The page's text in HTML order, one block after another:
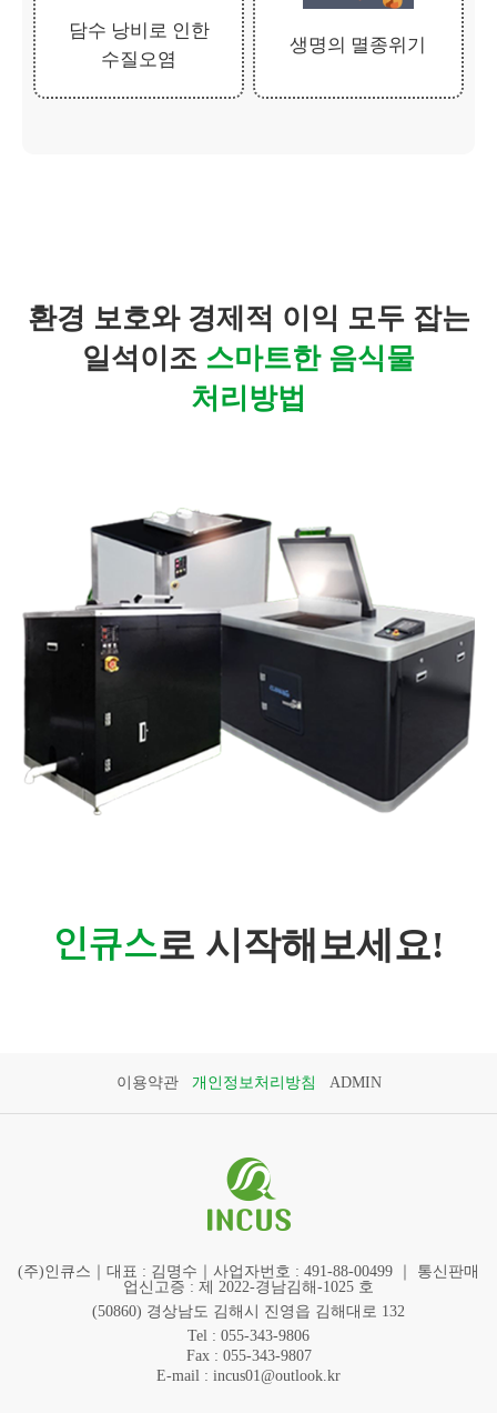
담수 낭비로 인한
수질오염
생명의 멸종위기
환경 보호와 경제적 이익 모두 잡는
일석이조 스마트한 음식물
처리방법
인큐스로 시작해보세요!
이용약관 개인정보처리방침 ADMIN
(주)인큐스｜대표 : 김명수｜사업자번호 : 491-88-00499 ｜ 통신판매
업신고증 : 제 2022-경남김해-1025 호
(50860) 경상남도 김해시 진영읍 김해대로 132
Tel : 055-343-9806
Fax : 055-343-9807
E-mail : incus01@outlook.kr